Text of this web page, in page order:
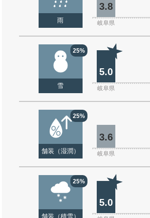
雨
3.8
岐阜県
25%
雪
5.0
岐阜県
25%
舗装（湿潤）
3.6
岐阜県
25%
舗装（積雪）
5.0